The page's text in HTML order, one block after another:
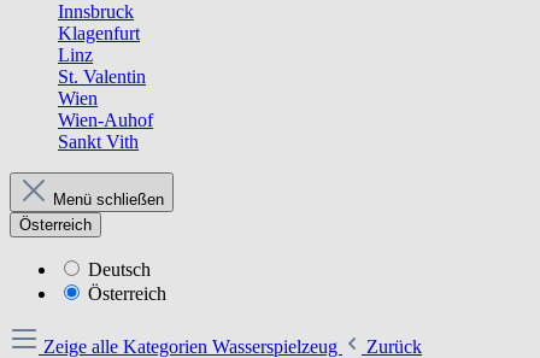
Innsbruck
Klagenfurt
Linz
St. Valentin
Wien
Wien-Auhof
Sankt Vith
Menü schließen
Österreich
Deutsch
Österreich
Zeige alle Kategorien Wasserspielzeug
Zurück